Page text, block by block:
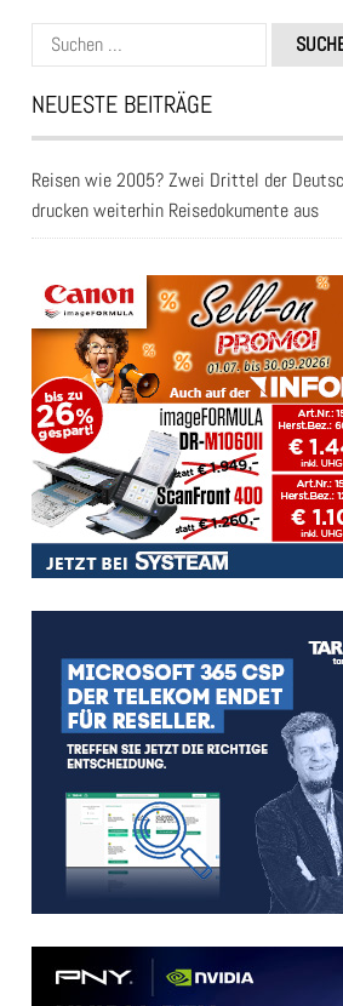
Suchen
nach:
NEUESTE BEITRÄGE
Reisen wie 2005? Zwei Drittel der
drucken weiterhin Reisedokumente aus